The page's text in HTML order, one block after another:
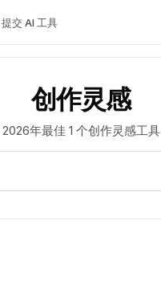
提交 AI 工具
创作灵感
2026年最佳 1 个创作灵感工具